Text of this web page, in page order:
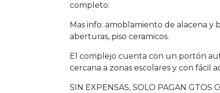
completo.
Mas info: amoblamiento de alacena y
aberturas, piso ceramicos.
El complejo cuenta con un portón
cercana a zonas escolares y con fácil
SIN EXPENSAS, SOLO PAGAN GTOS